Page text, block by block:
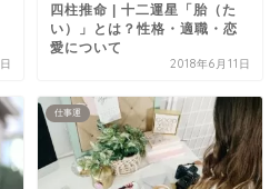
四柱推命 | 十二運星「胎（た
い）」とは？性格・適職・恋
愛について
2018年6月11日
仕事運